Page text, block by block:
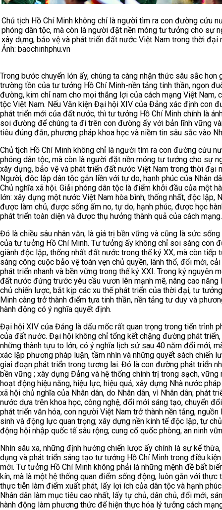
Chủ tịch Hồ Chí Minh không chỉ là người tìm ra con đường cứu
phóng dân tộc, mà còn là người đặt nền móng tư tưởng cho sự
xây dựng, bảo vệ và phát triển đất nước Việt Nam trong thời đại
Ảnh: baochinhphu.vn
Trong bước chuyển lớn ấy, chúng ta càng nhận thức sâu sắc hơn
trường tồn của tư tưởng Hồ Chí Minh-nền tảng tinh thần, ngọn
đường, kim chỉ nam cho mọi thắng lợi của cách mạng Việt Nam,
tộc Việt Nam. Nếu Văn kiện Đại hội XIV của Đảng xác định con
phát triển mới của đất nước, thì tư tưởng Hồ Chí Minh chính là
soi đường để chúng ta đi trên con đường ấy với bản lĩnh vững
tiêu đúng đắn, phương pháp khoa học và niềm tin sâu sắc vào
Chủ tịch Hồ Chí Minh không chỉ là người tìm ra con đường cứu
phóng dân tộc, mà còn là người đặt nền móng tư tưởng cho sự
xây dựng, bảo vệ và phát triển đất nước Việt Nam trong thời đại
Người, độc lập dân tộc gắn liền với tự do, hạnh phúc của Nhân
Chủ nghĩa xã hội. Giải phóng dân tộc là điểm khởi đầu của một
lớn: xây dựng một nước Việt Nam hòa bình, thống nhất, độc lập,
được làm chủ, được sống ấm no, tự do, hạnh phúc, được học
phát triển toàn diện và được thụ hưởng thành quả của cách mạng.
Đó là chiều sâu nhân văn, là giá trị bền vững và cũng là sức
của tư tưởng Hồ Chí Minh. Tư tưởng ấy không chỉ soi sáng con
giành độc lập, thống nhất đất nước trong thế kỷ XX, mà còn tiếp
sáng công cuộc bảo vệ toàn vẹn chủ quyền, lãnh thổ, đổi mới, cải
phát triển nhanh và bền vững trong thế kỷ XXI. Trong kỷ nguyên
đất nước đứng trước yêu cầu vươn lên mạnh mẽ, nâng cao năng
chủ chiến lược, bắt kịp các xu thế phát triển của thời đại, tư
Minh càng trở thành điểm tựa tinh thần, nền tảng tư duy và
hành động có ý nghĩa quyết định.
Đại hội XIV của Đảng là dấu mốc rất quan trọng trong tiến trình
của đất nước. Đại hội không chỉ tổng kết chặng đường phát
những thành tựu to lớn, có ý nghĩa lịch sử sau 40 năm đổi mới,
xác lập phương pháp luận, tầm nhìn và những quyết sách chiến
giai đoạn phát triển trong tương lai. Đó là con đường phát triển
bền vững ; xây dựng Đảng và hệ thống chính trị trong sạch, vững
hoạt động hiệu năng, hiệu lực, hiệu quả; xây dựng Nhà nước
xã hội chủ nghĩa của Nhân dân, do Nhân dân, vì Nhân dân; phát
nước dựa trên khoa học, công nghệ, đổi mới sáng tạo, chuyển
phát triển văn hóa, con người Việt Nam trở thành nền tảng, nguồn
sinh và động lực quan trọng; xây dựng nền kinh tế độc lập, tự
động hội nhập quốc tế sâu rộng; cung cố quốc phòng, an ninh
Nhìn sâu xa, những định hướng chiến lược ấy chính là sự kế
dụng và phát triển sáng tạo tư tưởng Hồ Chí Minh trong điều
mới. Tư tưởng Hồ Chí Minh không phải là những mệnh đề bất
kín, mà là một hệ thống quan điểm sống động, luôn gắn với thực
thực tiễn làm điểm xuất phát, lấy lợi ích của dân tộc và hạnh
Nhân dân làm mục tiêu cao nhất, lấy tự chủ, dân chủ, đổi mới,
hành động làm phương thức để hiện thực hóa lý tưởng cách